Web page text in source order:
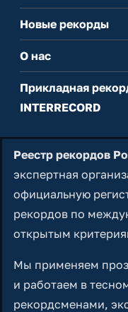
Новые рекорды
О нас
Прикладная
INTERRECORD
Реестр рекордов
экспертная
официальную
рекордов по
открытым
Мы применяем
и работаем в
рекордсменами,